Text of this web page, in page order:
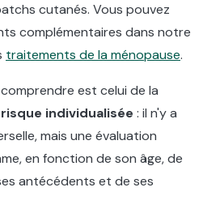
cutanés. Vous pouvez
complémentaires dans notre
traitements de la ménopause.
est celui de la
individualisée : il n'y a
mais une évaluation
en fonction de son âge, de
antécédents et de ses